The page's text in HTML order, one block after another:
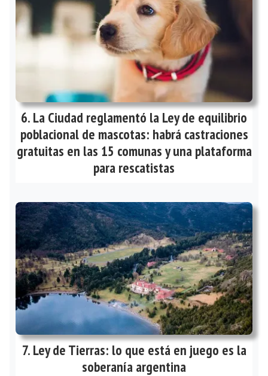
La Ciudad reglamentó la Ley de equilibrio
poblacional de mascotas: habrá castraciones
gratuitas en las 15 comunas y una plataforma
para rescatistas
Ley de Tierras: lo que está en juego es la
soberanía argentina